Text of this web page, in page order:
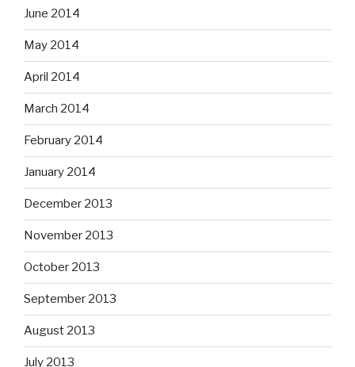
June 2014
May 2014
April 2014
March 2014
February 2014
January 2014
December 2013
November 2013
October 2013
September 2013
August 2013
July 2013